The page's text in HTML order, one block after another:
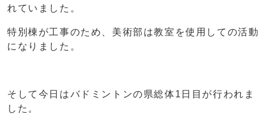
れていました。
特別棟が工事のため、美術部は教室を使用しての活動
になりました。
そして今日はバドミントンの県総体1日目が行われま
した。